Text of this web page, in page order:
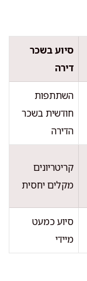
סיוע בשכר
דירה
השתתפות
חודשית בשכר
הדירה
קריטריונים
מקלים יחסית
סיוע כמעט
מיידי